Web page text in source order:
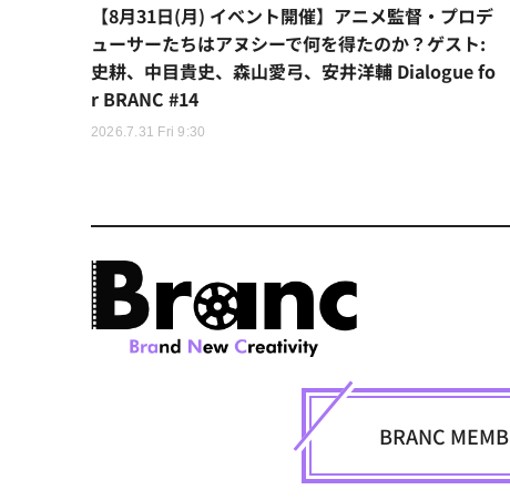
【8月31日(月) イベント開催】アニメ監督・プロデ
ューサーたちはアヌシーで何を得たのか？ゲスト:
史耕、中目貴史、森山愛弓、安井洋輔 Dialogue fo
r BRANC #14
2026.7.31 Fri 9:30
BRANC